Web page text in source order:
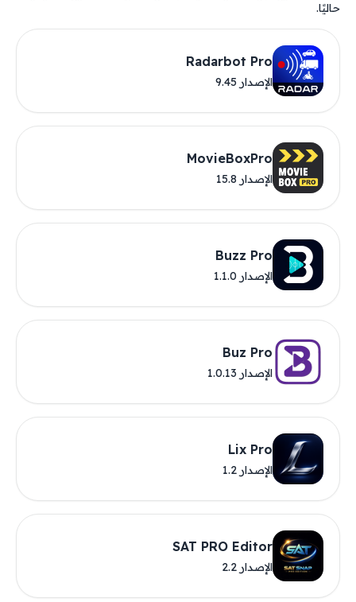
حاليًا.
Radarbot Pro
الإصدار 9.45
MovieBoxPro
الإصدار 15.8
Buzz Pro
الإصدار 1.1.0
Buz Pro
الإصدار 1.0.13
Lix Pro
الإصدار 1.2
SAT PRO Editor
الإصدار 2.2